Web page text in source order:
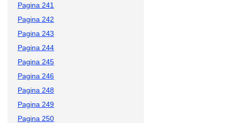
Pagina 241
Pagina 242
Pagina 243
Pagina 244
Pagina 245
Pagina 246
Pagina 248
Pagina 249
Pagina 250